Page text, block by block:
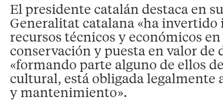
El presidente catalán destaca en
Generalitat catalana «ha
recursos técnicos y económicos
conservación y puesta en valor de
«formando parte alguno de ellos
cultural, está obligada legalmente
y mantenimiento».